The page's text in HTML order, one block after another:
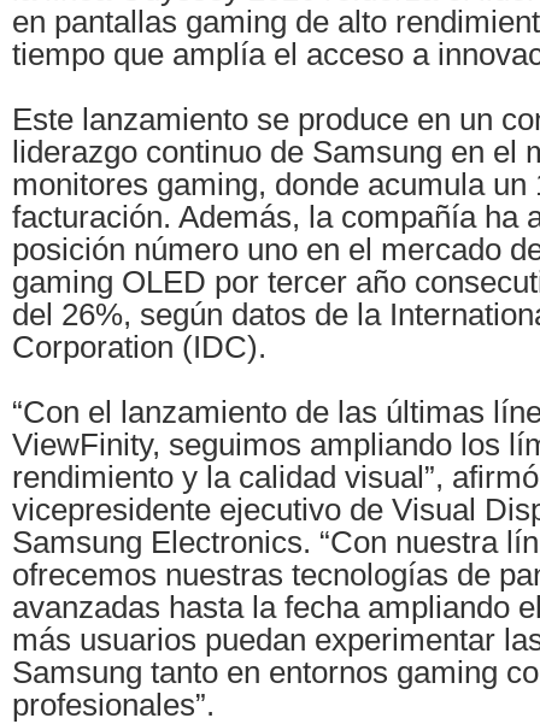
en pantallas gaming de alto
tiempo que amplía el acceso a
Este lanzamiento se produce en un
liderazgo continuo de Samsung en el
monitores gaming, donde acumula un
facturación. Además, la compañía ha
posición número uno en el mercado
gaming OLED por tercer año
del 26%, según datos de la
Corporation (IDC).
“Con el lanzamiento de las últimas
ViewFinity, seguimos ampliando los
rendimiento y la calidad visual”,
vicepresidente ejecutivo de Visual
Samsung Electronics. “Con nuestra
ofrecemos nuestras tecnologías de
avanzadas hasta la fecha ampliando
más usuarios puedan experimentar
Samsung tanto en entornos gaming
profesionales”.